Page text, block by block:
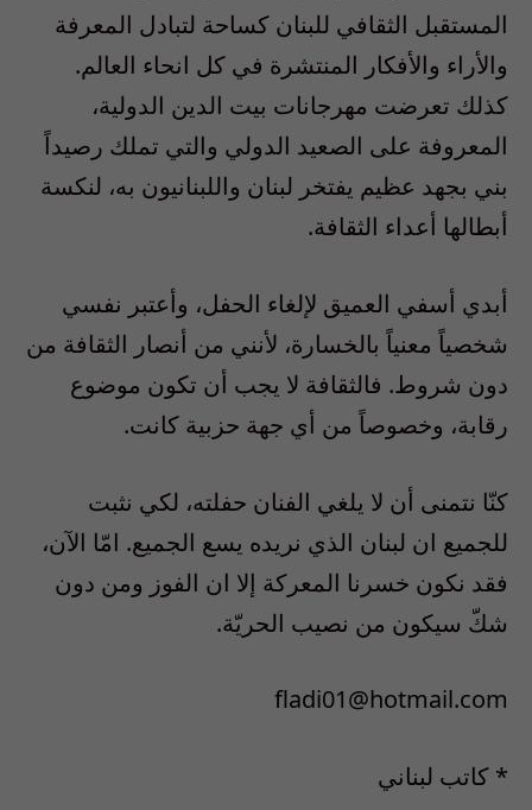
المستقبل الثقافي للبنان كساحة لتبادل المعرفة
والأراء والأفكار المنتشرة في كل انحاء العالم.
كذلك تعرضت مهرجانات بيت الدين الدولية،
المعروفة على الصعيد الدولي والتي تملك رصيداً
بني بجهد عظيم يفتخر لبنان واللبنانيون به، لنكسة
أبطالها أعداء الثقافة.
أبدي أسفي العميق لإلغاء الحفل، وأعتبر نفسي
شخصياً معنياً بالخسارة، لأنني من أنصار الثقافة من
دون شروط. فالثقافة لا يجب أن تكون موضوع
رقابة، وخصوصاً من أي جهة حزبية كانت.
كنّا نتمنى أن لا يلغي الفنان حفلته، لكي نثبت
للجميع ان لبنان الذي نريده يسع الجميع. امّا الآن،
فقد نكون خسرنا المعركة إلا ان الفوز ومن دون
شكّ سيكون من نصيب الحريّة.
fladi01@hotmail.com
* كاتب لبناني